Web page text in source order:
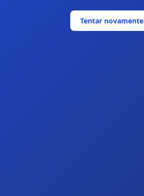
Tentar novamente